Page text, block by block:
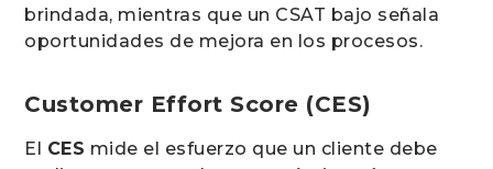
brindada, mientras que un CSAT bajo señala
oportunidades de mejora en los procesos.
Customer Effort Score (CES)
El CES mide el esfuerzo que un cliente debe